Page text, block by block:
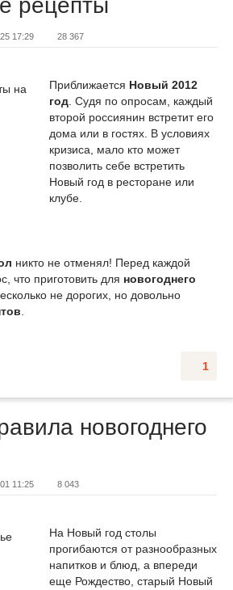
рецепты
17:29 28 367
Приближается Новый 2012
год . Судя по опросам, каждый
второй россиянин встретит его
дома или в гостях. В условиях
кризиса, мало кто может
позволить себе встретить
Новый год в ресторане или
клубе.
никто не отменял! Перед каждой
что приготовить для новогоднего
не дорогих, но довольно
1
новогоднего
11:25 8 043
На Новый год столы
прогибаются от разнообразных
напитков и блюд, а впереди
еще Рождество, старый Новый